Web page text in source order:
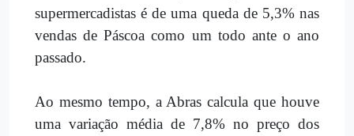
supermercadistas é de uma queda de 5,3% nas
vendas de Páscoa como um todo ante o ano
passado.
Ao mesmo tempo, a Abras calcula que houve
uma variação média de 7,8% no preço dos